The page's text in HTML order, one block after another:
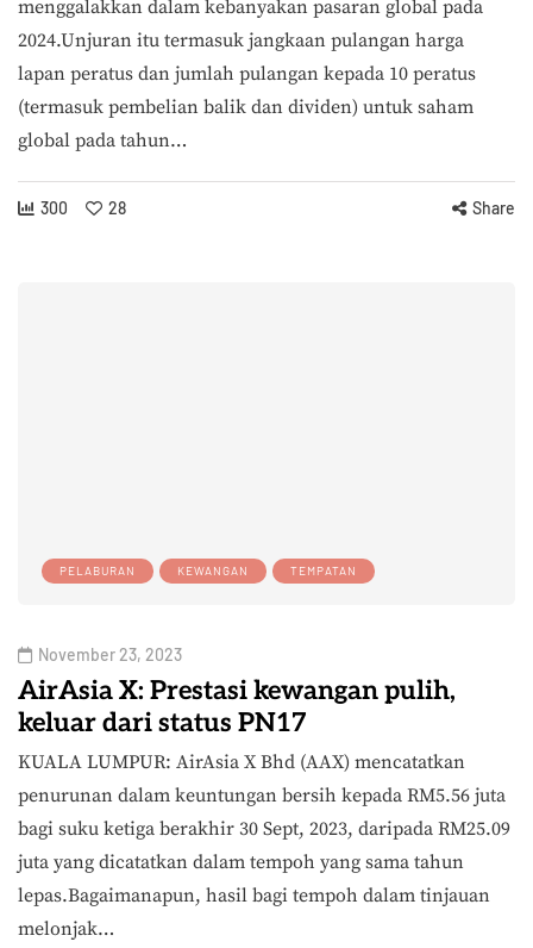
menggalakkan dalam kebanyakan pasaran global pada
2024.Unjuran itu termasuk jangkaan pulangan harga
lapan peratus dan jumlah pulangan kepada 10 peratus
(termasuk pembelian balik dan dividen) untuk saham
global pada tahun…
300 28 Share
PELABURAN KEWANGAN TEMPATAN
November 23, 2023
AirAsia X: Prestasi kewangan pulih,
keluar dari status PN17
KUALA LUMPUR: AirAsia X Bhd (AAX) mencatatkan
penurunan dalam keuntungan bersih kepada RM5.56 juta
bagi suku ketiga berakhir 30 Sept, 2023, daripada RM25.09
juta yang dicatatkan dalam tempoh yang sama tahun
lepas.Bagaimanapun, hasil bagi tempoh dalam tinjauan
melonjak…